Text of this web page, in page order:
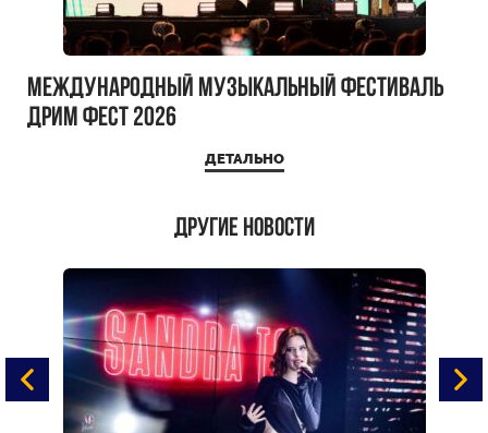
Международный музыкальный фестиваль
ДРИМ ФЕСТ 2026
ДЕТАЛЬНО
Другие новости